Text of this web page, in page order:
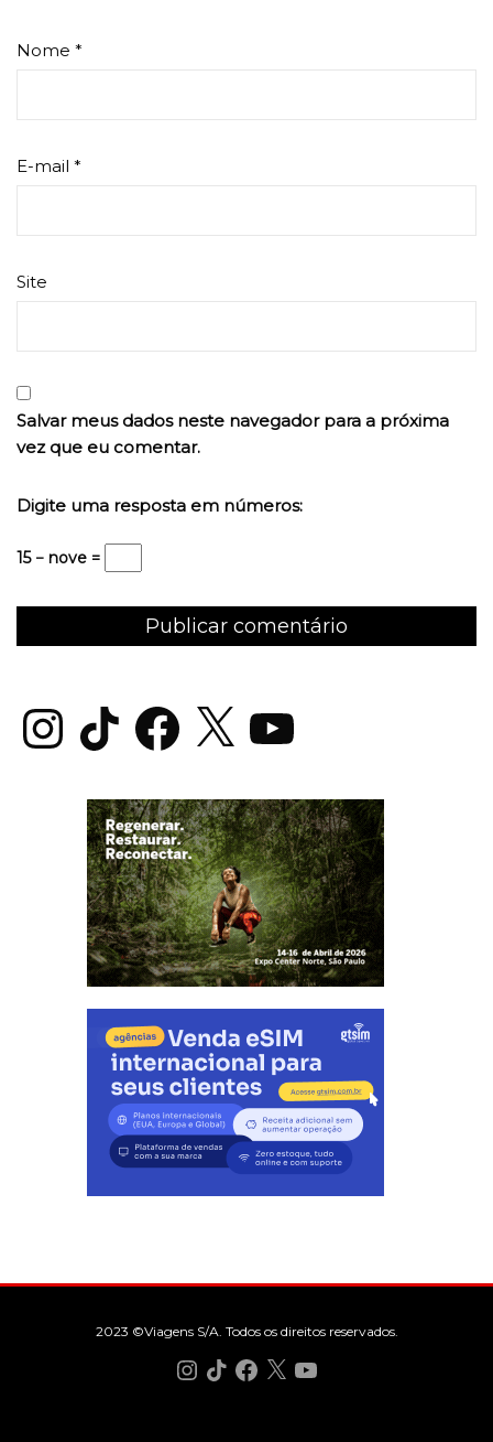
Nome *
E-mail *
Site
Salvar meus dados neste navegador para a próxima
vez que eu comentar.
Digite uma resposta em números:
15 − nove =
InstagramTikTok Facebook
X YouTube
2023 ©Viagens S/A. Todos os direitos reservados.
Instagram
TikTokFacebook
X YouTube